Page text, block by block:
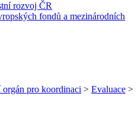
rozvoj ČR
fondů a mezinárodních
orgán pro koordinaci > Evaluace >